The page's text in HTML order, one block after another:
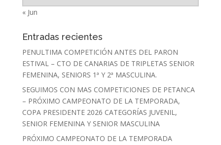
« Jun
Entradas recientes
PENULTIMA COMPETICIÓN ANTES DEL PARON
ESTIVAL – CTO DE CANARIAS DE TRIPLETAS SENIOR
FEMENINA, SENIORS 1ª Y 2ª MASCULINA.
SEGUIMOS CON MAS COMPETICIONES DE PETANCA
– PRÓXIMO CAMPEONATO DE LA TEMPORADA,
COPA PRESIDENTE 2026 CATEGORÍAS JUVENIL,
SENIOR FEMENINA Y SENIOR MASCULINA
PRÓXIMO CAMPEONATO DE LA TEMPORADA